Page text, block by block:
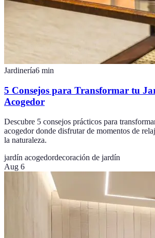
Jardinería6 min
5 Consejos para Transformar tu
Acogedor
Descubre 5 consejos prácticos para
acogedor donde disfrutar de momentos de
la naturaleza.
jardín acogedordecoración de jardín
Aug 6